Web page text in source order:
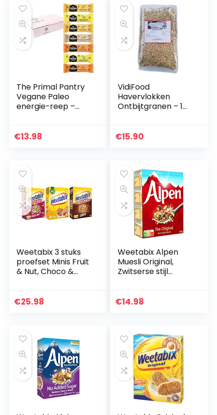
The Primal Pantry
Vegane Paleo
energie-reep –
€13.98
VidiFood
Havervlokken
Ontbijtgranen – 1
€15.90
Weetabix 3 stuks
proefset Minis Fruit
& Nut, Choco &
Volkorengranen –
€25.98
Weetabix Alpen
Muesli Original,
Zwitserse stijl
€14.98